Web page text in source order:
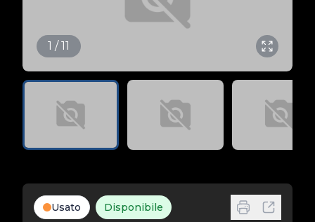
1 / 11
Usato Disponibile